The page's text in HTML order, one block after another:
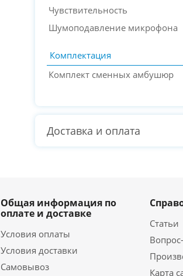
Чувствительность
Шумоподавление микрофона
Комплектация
Комплект сменных амбушюр
Доставка и оплата
Общая информация по
оплате и доставке
Условия оплаты
Условия доставки
Самовывоз
Статьи
Карта